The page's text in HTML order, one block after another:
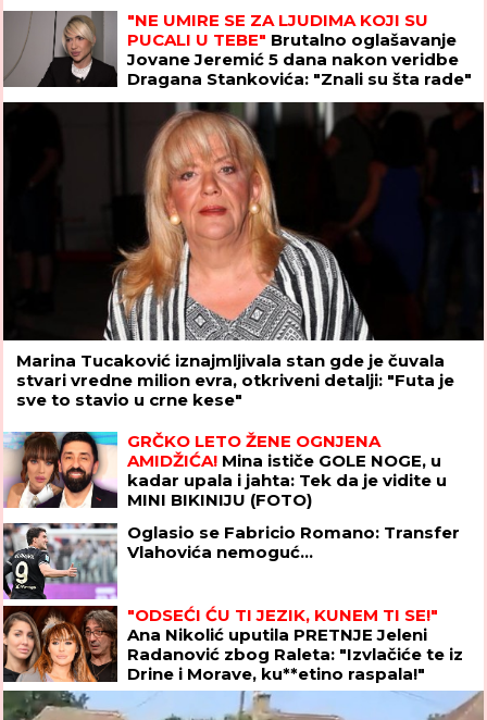
"NE UMIRE SE ZA LJUDIMA KOJI SU
PUCALI U TEBE" Brutalno oglašavanje
Jovane Jeremić 5 dana nakon veridbe
Dragana Stankovića: "Znali su šta rade"
Marina Tucaković iznajmljivala stan gde je čuvala
stvari vredne milion evra, otkriveni detalji: "Futa je
sve to stavio u crne kese"
GRČKO LETO ŽENE OGNJENA
AMIDŽIĆA! Mina ističe GOLE NOGE, u
kadar upala i jahta: Tek da je vidite u
MINI BIKINIJU (FOTO)
Oglasio se Fabricio Romano: Transfer
Vlahovića nemoguć...
"ODSEĆI ĆU TI JEZIK, KUNEM TI SE!"
Ana Nikolić uputila PRETNJE Jeleni
Radanović zbog Raleta: "Izvlačiće te iz
Drine i Morave, ku**etino raspala!"
(VIDEO)